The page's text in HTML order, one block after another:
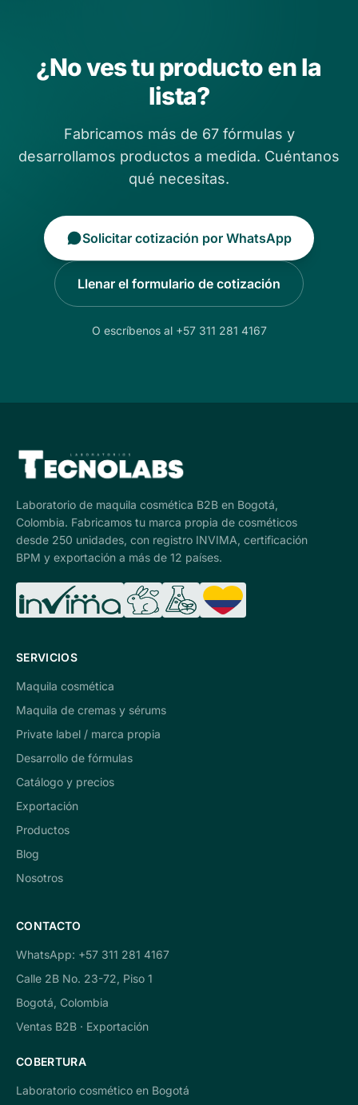
¿No ves tu producto en la
lista?
Fabricamos más de 67 fórmulas y
desarrollamos productos a medida. Cuéntanos
qué necesitas.
Solicitar cotización por WhatsApp
Llenar el formulario de cotización
O escríbenos al +57 311 281 4167
Laboratorio de maquila cosmética B2B en Bogotá,
Colombia. Fabricamos tu marca propia de cosméticos
desde 250 unidades, con registro INVIMA, certificación
BPM y exportación a más de 12 países.
SERVICIOS
Maquila cosmética
Maquila de cremas y sérums
Private label / marca propia
Desarrollo de fórmulas
Catálogo y precios
Exportación
Productos
Blog
Nosotros
CONTACTO
WhatsApp: +57 311 281 4167
Calle 2B No. 23-72, Piso 1
Bogotá, Colombia
Ventas B2B · Exportación
COBERTURA
Laboratorio cosmético en Bogotá